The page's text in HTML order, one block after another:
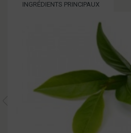
INGRÉDIENTS PRINCIPAUX